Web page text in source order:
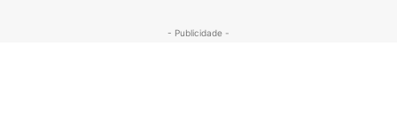
- Publicidade -